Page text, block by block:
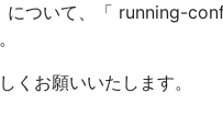
について、「 running-
くお願いいたします。